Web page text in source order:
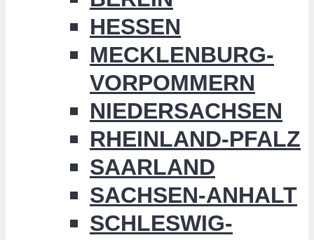
HESSEN
MECKLENBURG-
VORPOMMERN
NIEDERSACHSEN
RHEINLAND-PFALZ
SAARLAND
SACHSEN-ANHALT
SCHLESWIG-